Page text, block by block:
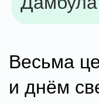
Весьма
и днём